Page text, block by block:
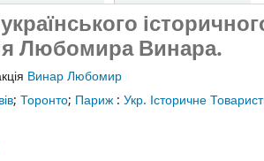
Любомира Винара.
Винар Любомир
; Торонто; Париж : Укр. Історичне